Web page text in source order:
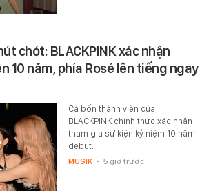
chót: BLACKPINK xác nhận
10 năm, phía Rosé lên tiếng ngay
Cả bốn thành viên của
BLACKPINK chính thức xác nhận
tham gia sự kiện kỷ niệm 10 năm
debut.
MUSIK - 5 giờ trước